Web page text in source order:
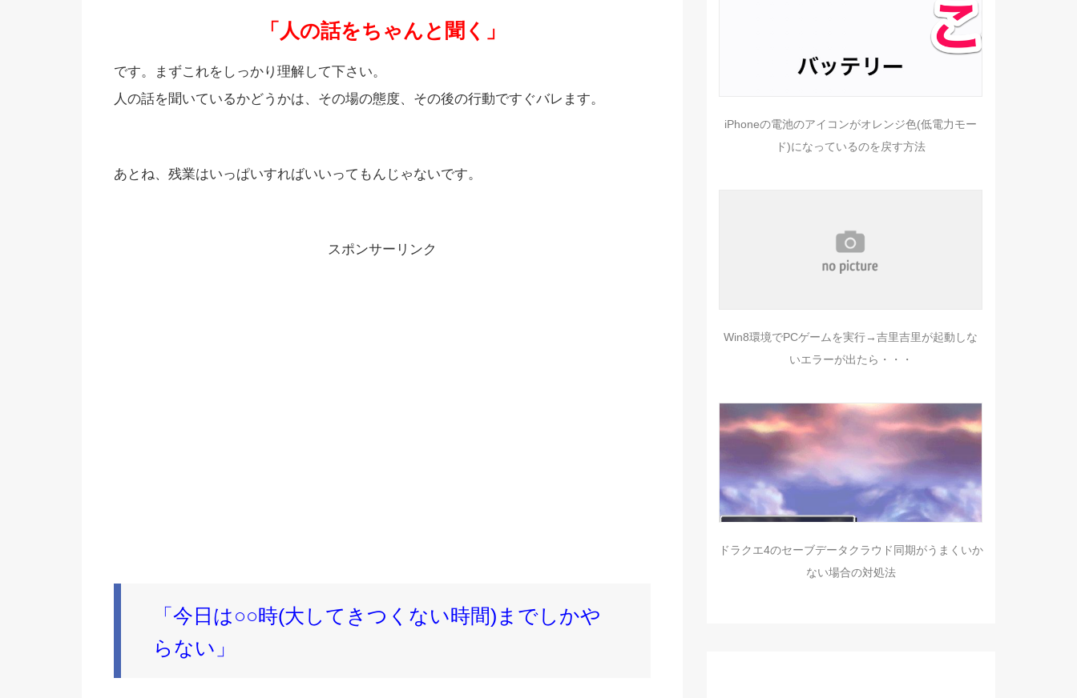
「人の話をちゃんと聞く」
です。まずこれをしっかり理解して下さい。
人の話を聞いているかどうかは、その場の態度、その後の行動ですぐバレます。
あとね、残業はいっぱいすればいいってもんじゃないです。
スポンサーリンク
「今日は○○時(大してきつくない時間)までしかや
らない」
iPhoneの電池のアイコンがオレンジ色(低電力モー
ド)になっているのを戻す方法
Win8環境でPCゲームを実行→吉里吉里が起動しな
いエラーが出たら・・・
ドラクエ4のセーブデータクラウド同期がうまくいか
ない場合の対処法